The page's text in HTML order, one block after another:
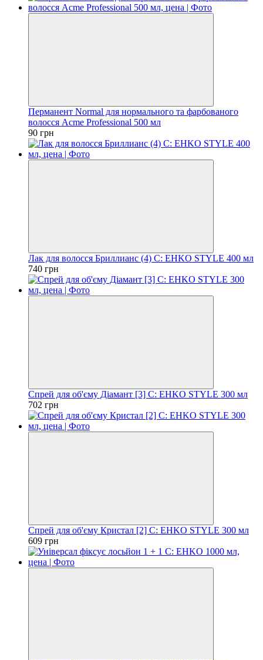
Перманент Normal для нормального та фарбованого
волосся Acme Professional 500 мл
90 грн
Лак для волосся Бриллианс (4) C: EHKO STYLE 400 мл
740 грн
Спрей для об'єму Діамант [3] C: EHKO STYLE 300 мл
702 грн
Спрей для об'єму Кристал [2] C: EHKO STYLE 300 мл
609 грн